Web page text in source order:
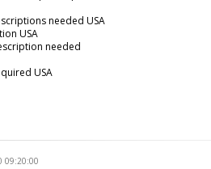
needed USA
USA
needed
USA
09:20:00